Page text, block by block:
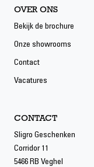
Inclusief BTW
FILTER
OVER ONS
Bekijk de brochure
Onze showrooms
Contact
Vacatures
CONTACT
Sligro Geschenken
Corridor 11
5466 RB Veghel